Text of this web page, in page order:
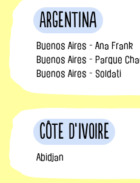
Argentina
Buenos Aires - Ana Frank
Buenos Aires - Parque
Buenos Aires - Soldati
Côte d’Ivoire
Abidjan